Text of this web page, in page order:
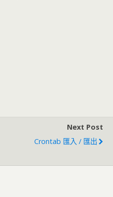
Next Post
Crontab 匯入 / 匯出